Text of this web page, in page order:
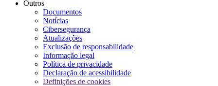
Outros
Documentos
Notícias
Cibersegurança
Atualizações
Exclusão de responsabilidade
Informação legal
Política de privacidade
Declaração de acessibilidade
Definições de cookies